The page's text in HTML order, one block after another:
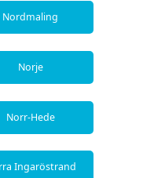
Nordmaling
Norje
Norr-Hede
Ingaröstrand